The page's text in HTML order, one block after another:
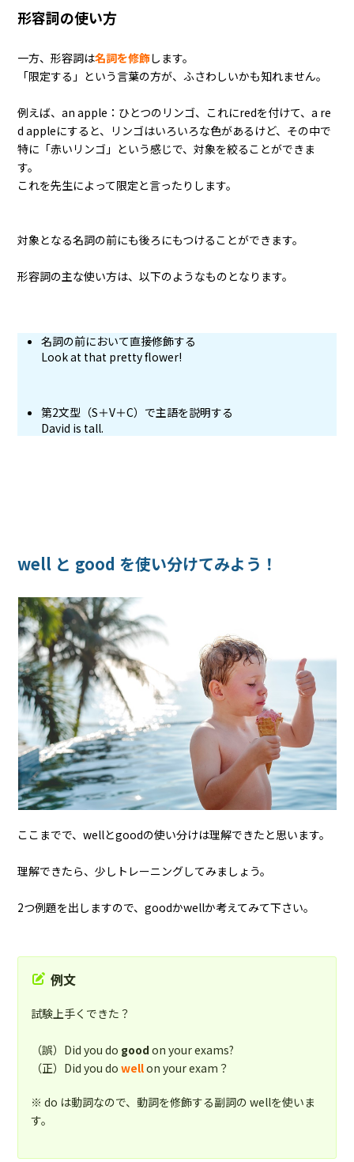
形容詞の使い方
一方、形容詞は名詞を修飾します。
「限定する」という言葉の方が、ふさわしいかも知れません。
例えば、an apple：ひとつのリンゴ、これにredを付けて、a re
d appleにすると、リンゴはいろいろな色があるけど、その中で
特に「赤いリンゴ」という感じで、対象を絞ることができま
す。
これを先生によって限定と言ったりします。
対象となる名詞の前にも後ろにもつけることができます。
形容詞の主な使い方は、以下のようなものとなります。
名詞の前において直接修飾する
Look at that pretty flower!
第2文型（S＋V＋C）で主語を説明する
David is tall.
well と good を使い分けてみよう！
ここまでで、wellとgoodの使い分けは理解できたと思います。
理解できたら、少しトレーニングしてみましょう。
2つ例題を出しますので、goodかwellか考えてみて下さい。
例文
試験上手くできた？
（誤）Did you do goodon your exams?
（正）Did you dowellon your exam？
※ do は動詞なので、動詞を修飾する副詞の wellを使いま
す。